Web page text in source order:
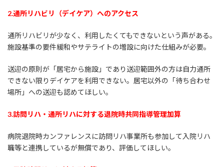
2.通所リハビリ（デイケア）へのアクセス
通所リハビリが少なく、利用したくてもできないという声がある。
施設基準の要件緩和やサテライトの増設に向けた仕組みが必要。
送迎の原則が「居宅から施設」であり送迎範囲外の方は自力通所
できない限りデイケアを利用できない。居宅以外の「待ち合わせ
場所」への送迎も認めてほしい。
3.訪問リハ・通所リハに対する退院時共同指導管理加算
病院退院時カンファレンスに訪問リハ事業所も参加して入院リハ
職等と連携しているが無償であり、評価してほしい。